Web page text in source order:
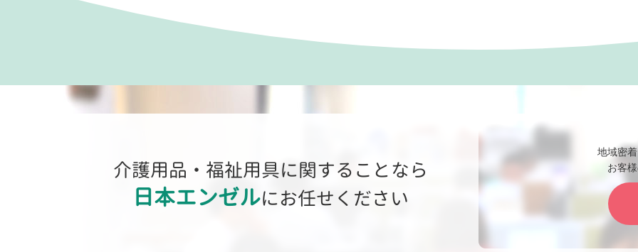
介護用品・福祉用具に関することなら
日本エンゼルにお任せください
地域密
お客